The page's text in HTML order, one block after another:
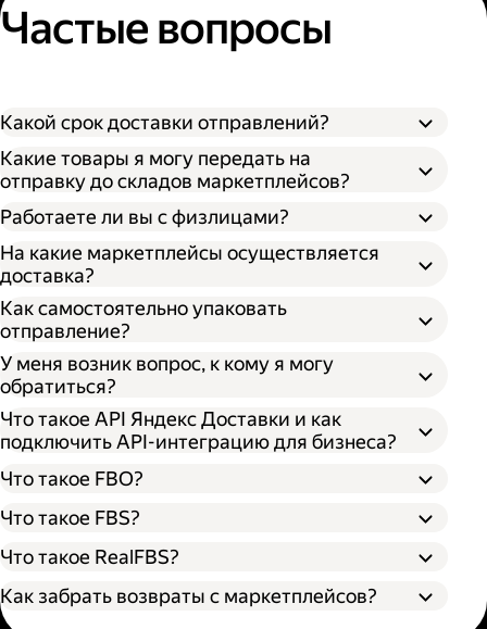
Частые вопросы
Какой срок доставки отправлений?
Какие товары я могу передать на
отправку до складов маркетплейсов?
Работаете ли вы с физлицами?
На какие маркетплейсы осуществляется
доставка?
Как самостоятельно упаковать
отправление?
У меня возник вопрос, к кому я могу
обратиться?
Что такое API Яндекс Доставки и как
подключить API-интеграцию для бизнеса?
Что такое FBO?
Что такое FBS?
Что такое RealFBS?
Как забрать возвраты с маркетплейсов?